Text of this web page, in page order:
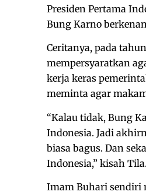
Presiden Pertama
Bung Karno
Ceritanya, pada
mempersyaratkan
kerja keras
meminta agar
“Kalau tidak, Bung
Indonesia. Jadi
biasa bagus. Dan
Indonesia,” kisah Tila.
Imam Buhari sendiri